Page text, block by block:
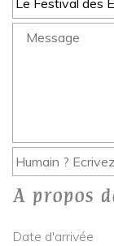
A propos
Date d'arrivée